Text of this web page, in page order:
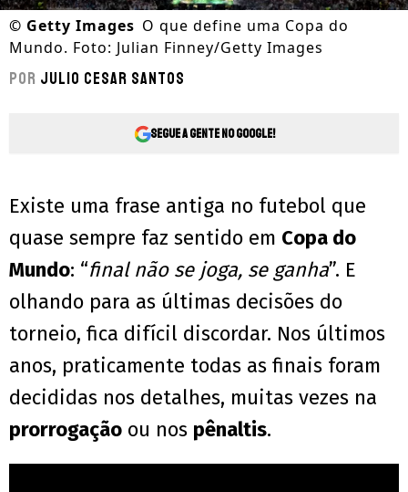
© Getty Images O que define uma Copa do
Mundo. Foto: Julian Finney/Getty Images
Por Julio Cesar Santos
Segue a gente no Google!
Existe uma frase antiga no futebol que
quase sempre faz sentido em Copa do
Mundo: “final não se joga, se ganha”. E
olhando para as últimas decisões do
torneio, fica difícil discordar. Nos últimos
anos, praticamente todas as finais foram
decididas nos detalhes, muitas vezes na
prorrogação ou nos pênaltis.